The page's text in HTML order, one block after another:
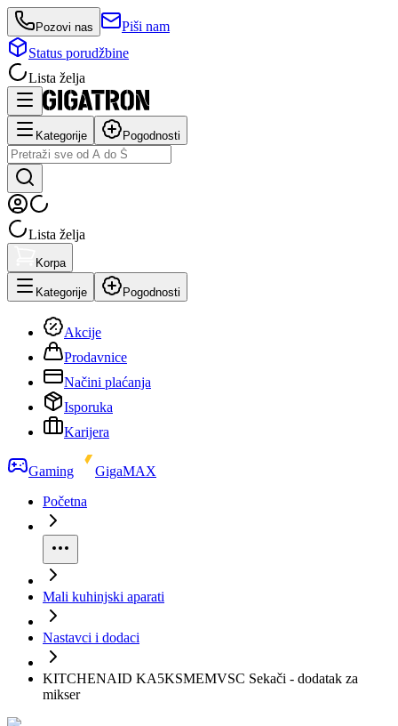
Pozovi nas
Piši nam
Status porudžbine
Lista želja
Kategorije Pogodnosti
Lista želja
Korpa
Kategorije Pogodnosti
Akcije
Prodavnice
Načini plaćanja
Isporuka
Karijera
Gaming
GigaMAX
Početna
Mali kuhinjski aparati
Nastavci i dodaci
KITCHENAID KA5KSMEMVSC Sekači - dodatak za
mikser